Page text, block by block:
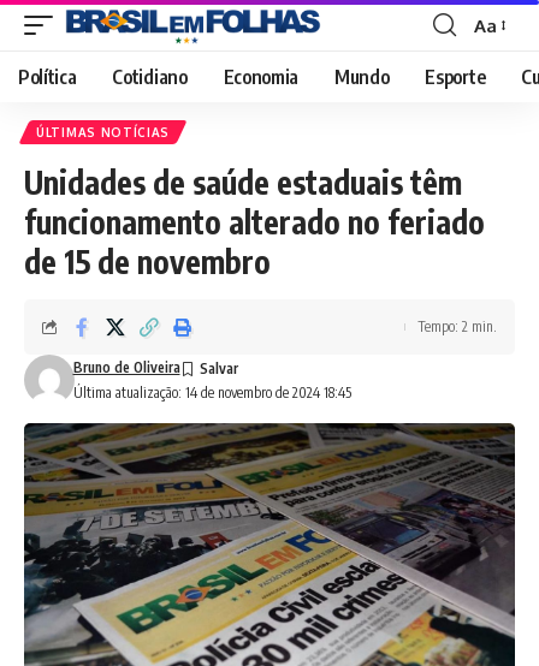
Font
Resizer
Aa
Política Cotidiano Economia Mundo Esporte
ÚLTIMAS NOTÍCIAS
Unidades de saúde estaduais têm
funcionamento alterado no feriado
de 15 de novembro
Última atualização: 14 de novembro de 2024 18:45
Bruno de Oliveira
Tempo: 2 min.